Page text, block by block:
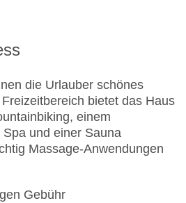
die Urlauber schönes
bietet das Haus
einem
und einer Sauna
Massage-Anwendungen
Gebühr